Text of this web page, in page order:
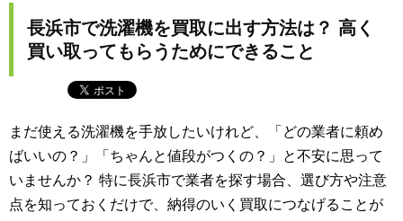
長浜市で洗濯機を買取に出す方法は？ 高く
買い取ってもらうためにできること
まだ使える洗濯機を手放したいけれど、「どの業者に頼め
ばいいの？」「ちゃんと値段がつくの？」と不安に思って
いませんか？ 特に長浜市で業者を探す場合、選び方や注意
点を知っておくだけで、納得のいく買取につなげることが